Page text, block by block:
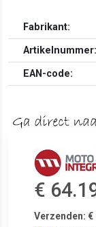
Fabrikant:
Artikelnummer:
EAN-code:
€
Verzenden: €